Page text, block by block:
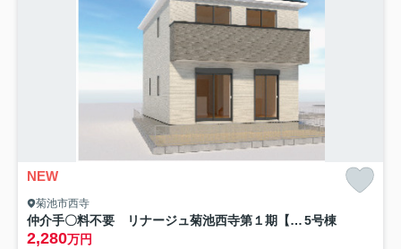
NEW
菊池市西寺
仲介手〇料不要 リナージュ菊池西寺第１期【菊之池小・菊池南中】 5号棟
2,280万円